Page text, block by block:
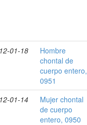
01-18
Hombre
chontal de
cuerpo entero,
0951
01-14
Mujer chontal
de cuerpo
entero, 0950